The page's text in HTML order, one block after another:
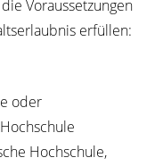
Voraussetzungen
erfüllen:
oder
Hochschule,